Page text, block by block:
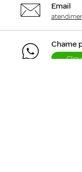
Email
Chame